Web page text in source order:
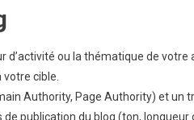
d’activité ou la thématique de votre
cible.
Authority, Page Authority) et un
publication du blog (ton, longueur